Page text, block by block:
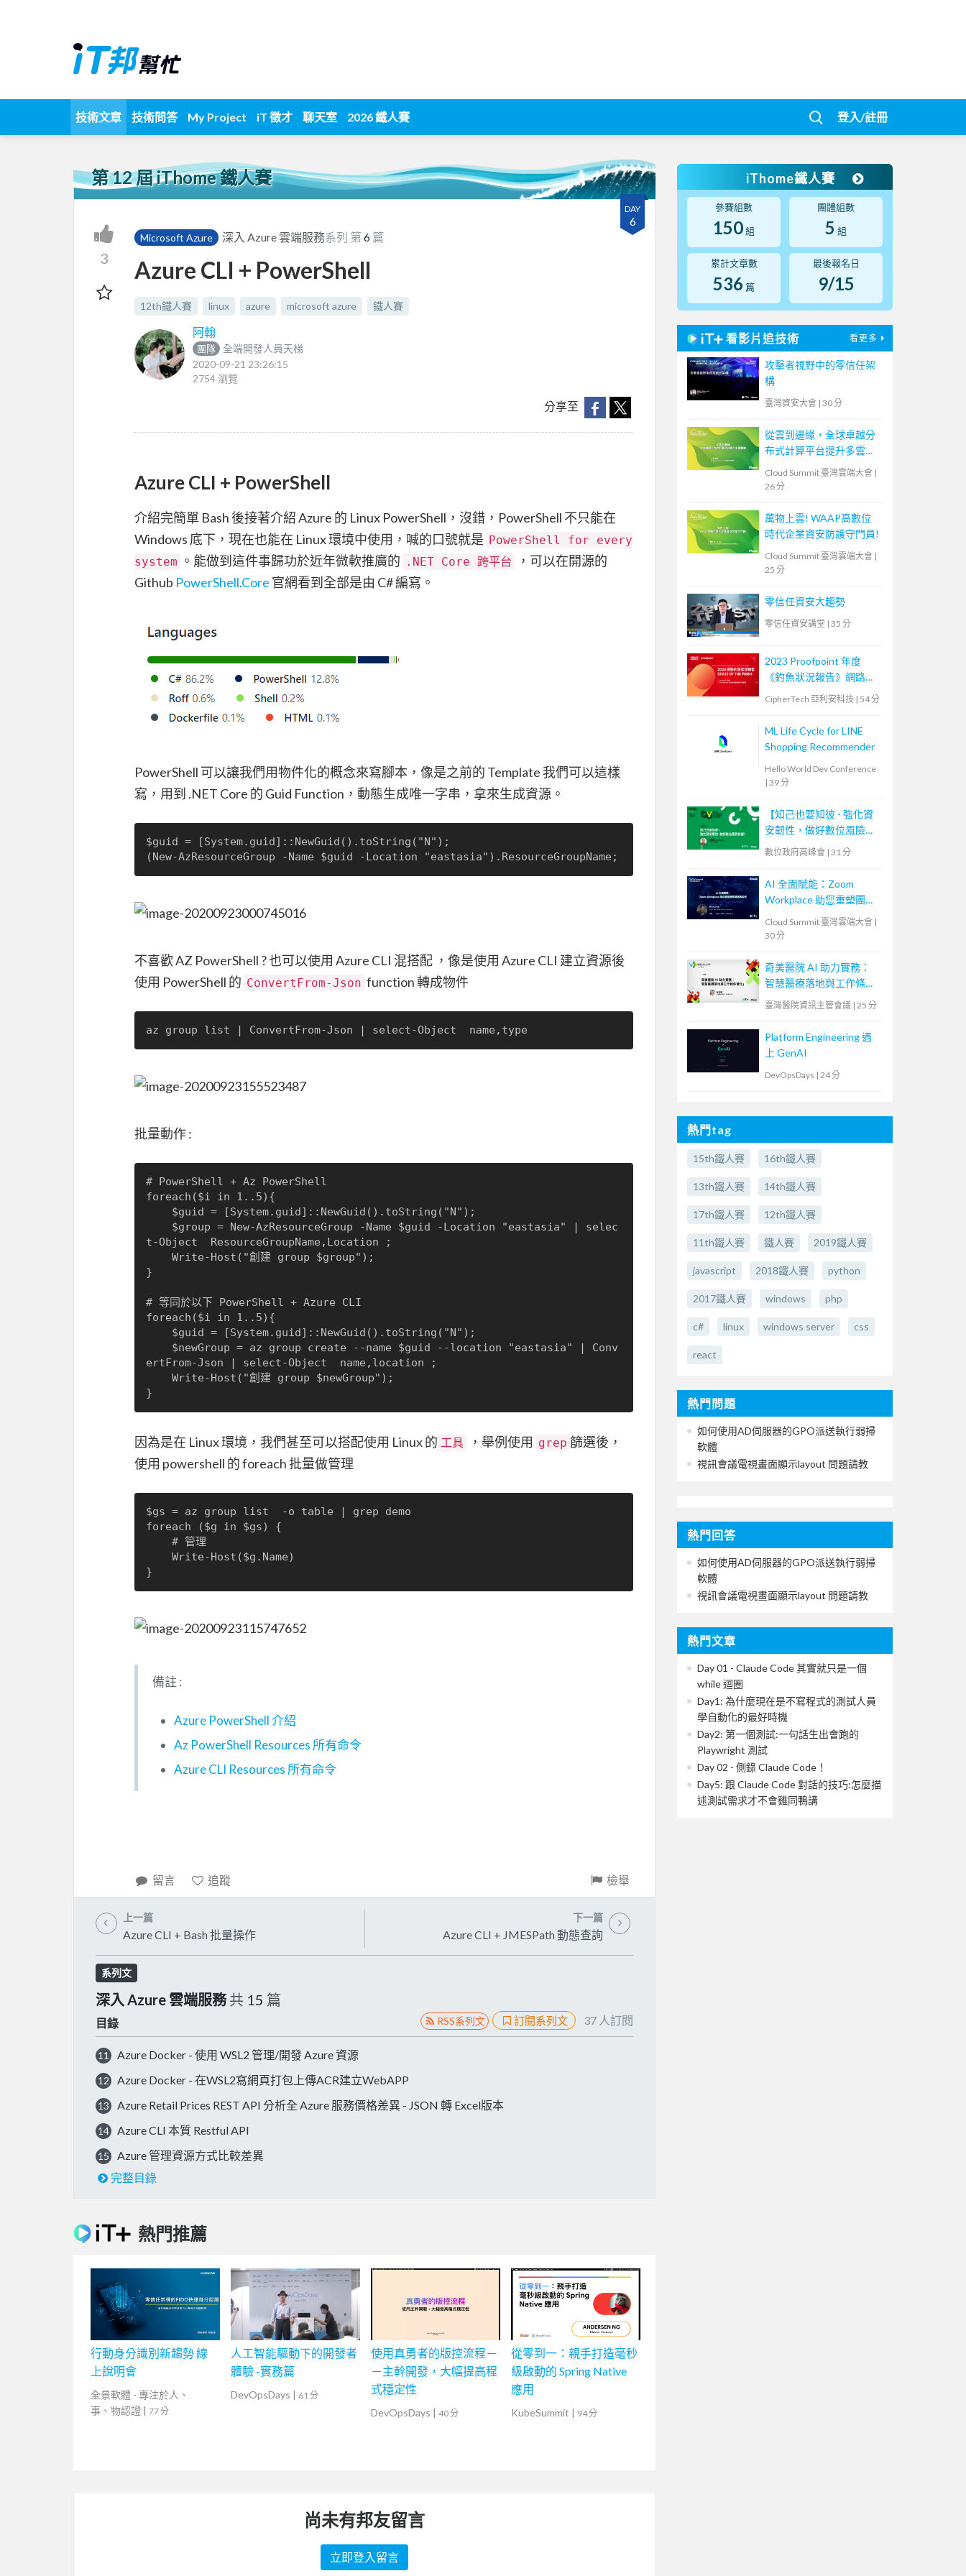
技術文章 技術問答 My Project iT 徵才 聊天室 2026 鐵人賽 登入/註冊
第 12 屆 iThome 鐵人賽
DAY
6
3
Microsoft Azure 深入 Azure 雲端服務系列 第6 篇
Azure CLI + PowerShell
12th鐵人賽 linux azure microsoft azure 鐵人賽
阿翰
團隊
全端開發人員天梯
2020-09-21 23:26:15
2754 瀏覽
分享至
Azure CLI + PowerShell
介紹完簡單 Bash 後接著介紹 Azure 的 Linux PowerShell，沒錯，PowerShell 不只能在
Windows 底下，現在也能在 Linux 環境中使用，喊的口號就是 PowerShell for every
system 。能做到這件事歸功於近年微軟推廣的 .NET Core 跨平台
，可以在開源的
Github PowerShell.Core 官網看到全部是由 C# 編寫。
PowerShell 可以讓我們用物件化的概念來寫腳本，像是之前的 Template 我們可以這樣
寫，用到 .NET Core 的 Guid Function，動態生成唯一字串，拿來生成資源。
$guid = [System.guid]::NewGuid().toString("N");
不喜歡 AZ PowerShell ? 也可以使用 Azure CLI 混搭配 ，像是使用 Azure CLI 建立資源後
使用 PowerShell 的 ConvertFrom-Json function 轉成物件
批量動作 :
# PowerShell + Az PowerShell
foreach($i in 1..5){
t-Object  ResourceGroupName,Location ;
}
# 等同於以下 PowerShell + Azure CLI
foreach($i in 1..5){
ertFrom-Json | select-Object  name,location ;
因為是在 Linux 環境，我們甚至可以搭配使用 Linux 的 工具 ，舉例使用 grep 篩選後，
使用 powershell 的 foreach 批量做管理
$gs = az group list  -o table | grep demo
foreach ($g in $gs) {
備註 :
Azure PowerShell 介紹
Az PowerShell Resources 所有命令
Azure CLI Resources 所有命令
留言 追蹤 檢舉
上一篇
Azure CLI + Bash 批量操作
下一篇
Azure CLI + JMESPath 動態查詢
系列文
深入 Azure 雲端服務共 15 篇
目錄 RSS系列文 訂閱系列文 37 人訂閱
11 Azure Docker - 使用 WSL2 管理/開發 Azure 資源
12 Azure Docker - 在WSL2寫網頁打包上傳ACR建立WebAPP
13 Azure Retail Prices REST API 分析全 Azure 服務價格差異 - JSON 轉 Excel版本
14 Azure CLI 本質 Restful API
15
Azure 管理資源方式比較差異
完整目錄
熱門推薦
行動身分識別新趨勢 線
上說明會
全景軟體 - 專注於人、
事、物認證 | 77 分
人工智能驅動下的開發者
體驗 -實務篇
DevOpsDays | 61 分
使用真勇者的版控流程－
－主幹開發，大幅提高程
式穩定性
DevOpsDays | 40 分
從零到一：親手打造毫秒
級啟動的 Spring Native
應用
KubeSummit | 94 分
尚未有邦友留言
立即登入留言
iThome鐵人賽
參賽組數
150組
團體組數
5 組
累計文章數
536 篇
最後報名日
9/15
看影片追技術 看更多
攻擊者視野中的零信任架
構
臺灣資安大會 | 30 分
從雲到邊緣，全球卓越分
布式計算平台提升多雲體
Cloud Summit 臺灣雲端大會 |
26 分
萬物上雲! WAAP高數位
時代企業資安防護守門員!
Cloud Summit 臺灣雲端大會 |
25 分
零信任資安大趨勢
零信任資安講堂 | 35 分
2023 Proofpoint 年度
《釣魚狀況報告》網路研
CipherTech 亞利安科技 | 54 分
ML Life Cycle for LINE
Shopping Recommender
Hello World Dev Conference
| 39 分
【知己也要知彼 - 強化資
安韌性，做好數位風險防
護！】
數位政府高峰會 | 31 分
AI 全面賦能：Zoom
Workplace 助您重塑團隊
Cloud Summit 臺灣雲端大會 |
30 分
奇美醫院 AI 助力實務：
智慧醫療落地與工作條件
優化
臺灣醫院資訊主管會議 | 25 分
Platform Engineering 遇
上 GenAI
DevOpsDays | 24 分
熱門tag
15th鐵人賽 16th鐵人賽
13th鐵人賽 14th鐵人賽
17th鐵人賽 12th鐵人賽
11th鐵人賽 鐵人賽 2019鐵人賽
javascript 2018鐵人賽 python
2017鐵人賽 windows php
c# linux windows server css
react
熱門問題
如何使用AD伺服器的GPO派送執行弱掃
軟體
視訊會議電視畫面顯示layout 問題請教
熱門回答
如何使用AD伺服器的GPO派送執行弱掃
軟體
視訊會議電視畫面顯示layout 問題請教
熱門文章
Day 01 - Claude Code 其實就只是一個
while 迴圈
Day1: 為什麼現在是不寫程式的測試人員
學自動化的最好時機
Day2: 第一個測試:一句話生出會跑的
Playwright 測試
Day 02 - 側錄 Claude Code！
Day5: 跟 Claude Code 對話的技巧:怎麼描
述測試需求才不會雞同鴨講